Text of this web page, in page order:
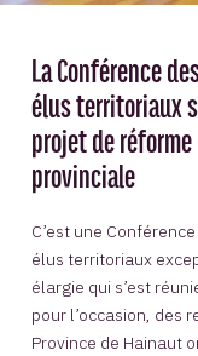
La Conférence
élus territoriaux
projet de
provinciale
C’est une
élus territoriaux
élargie qui s’est
pour l’occasion, des
Province de Hainaut